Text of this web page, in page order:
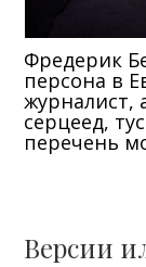
Фредерик
персона в
журналист,
серцеед,
перечень
Версии